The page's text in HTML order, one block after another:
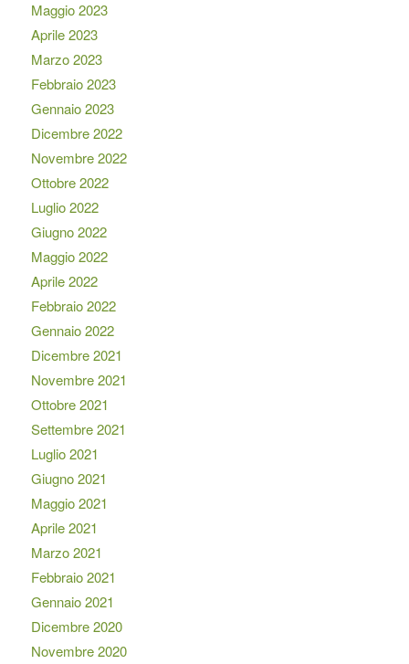
Maggio 2023
Aprile 2023
Marzo 2023
Febbraio 2023
Gennaio 2023
Dicembre 2022
Novembre 2022
Ottobre 2022
Luglio 2022
Giugno 2022
Maggio 2022
Aprile 2022
Febbraio 2022
Gennaio 2022
Dicembre 2021
Novembre 2021
Ottobre 2021
Settembre 2021
Luglio 2021
Giugno 2021
Maggio 2021
Aprile 2021
Marzo 2021
Febbraio 2021
Gennaio 2021
Dicembre 2020
Novembre 2020